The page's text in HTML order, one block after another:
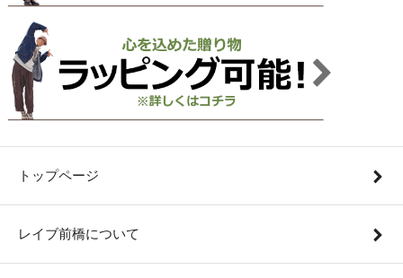
トップページ
レイブ前橋について